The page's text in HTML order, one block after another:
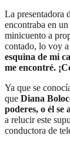
La presentadora
encontraba en
minicuento a
contado, lo voy
esquina de mi
me encontré.
Ya que se
que Diana
poderes, o él se
a relucir este
conductora de